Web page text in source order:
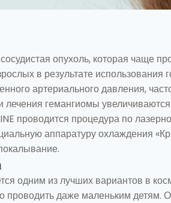
опухоль, которая чаще
в результате использования
артериального давления,
лечения гемангиомы увеличиваются.
проводится процедура по
аппаратуру охлаждения
одним из лучших вариантов в
даже маленьким детям.